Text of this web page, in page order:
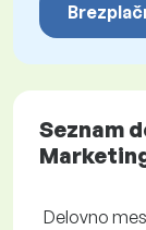
Seznam
Delovno